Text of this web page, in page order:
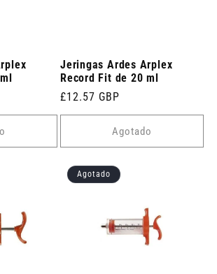
Jeringas Ardes Arplex
Record Fit de 20 ml
Precio
habitual
£12.57 GBP
Agotado
Agotado